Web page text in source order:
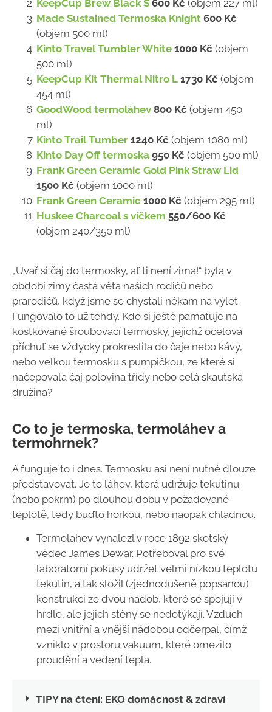
KeepCup Brew Black S 600 Kč (objem 227 ml)
Made Sustained Termoska Knight 600 Kč
(objem 500 ml)
Kinto Travel Tumbler White 1000 Kč (objem
500 ml)
KeepCup Kit Thermal Nitro L 1730 Kč (objem
454 ml)
GoodWood termoláhev 800 Kč (objem 450
ml)
Kinto Trail Tumber 1240 Kč (objem 1080 ml)
Kinto Day Off termoska 950 Kč (objem 500 ml)
Frank Green Ceramic Gold Pink Straw Lid
1500 Kč (objem 1000 ml)
Frank Green Ceramic 1000 Kč (objem 295 ml)
Huskee Charcoal s víčkem 550/600 Kč
(objem 240/350 ml)
„Uvař si čaj do termosky, ať ti není zima!“ byla v
období zimy častá věta našich rodičů nebo
prarodičů, když jsme se chystali někam na výlet.
Fungovalo to už tehdy. Kdo si ještě pamatuje na
kostkované šroubovací termosky, jejichž ocelová
příchuť se vždycky prokreslila do čaje nebo kávy,
nebo velkou termosku s pumpičkou, ze které si
načepovala čaj polovina třídy nebo celá skautská
družina?
Co to je termoska, termoláhev a
termohrnek?
A funguje to i dnes. Termosku asi není nutné dlouze
představovat. Je to láhev, která udržuje tekutinu
(nebo pokrm) po dlouhou dobu v požadované
teplotě, tedy buďto horkou, nebo naopak chladnou.
Termolahev vynalezl v roce 1892 skotský
vědec James Dewar. Potřeboval pro své
laboratorní pokusy udržet velmi nízkou teplotu
tekutin, a tak složil (zjednodušeně popsanou)
konstrukci ze dvou nádob, které se spojují v
hrdle, ale jejich stěny se nedotýkají. Vzduch
mezi vnitřní a vnější nádobou odčerpal, čímž
vzniklo v prostoru vakuum, které omezilo
proudění a vedení tepla.
TIPY na čtení: EKO domácnost & zdraví